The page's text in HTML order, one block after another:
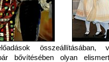
összeállításában,
bővítésében olyan